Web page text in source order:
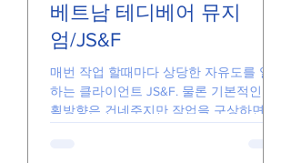
베트남 테디베어 뮤지
엄/JS&F
매번 작업 할때마다 상당한 자유도를 일임
하는 클라이언트 JS&F. 물론 기본적인 기
획방향은 건네주지만 작업을 구상하면서